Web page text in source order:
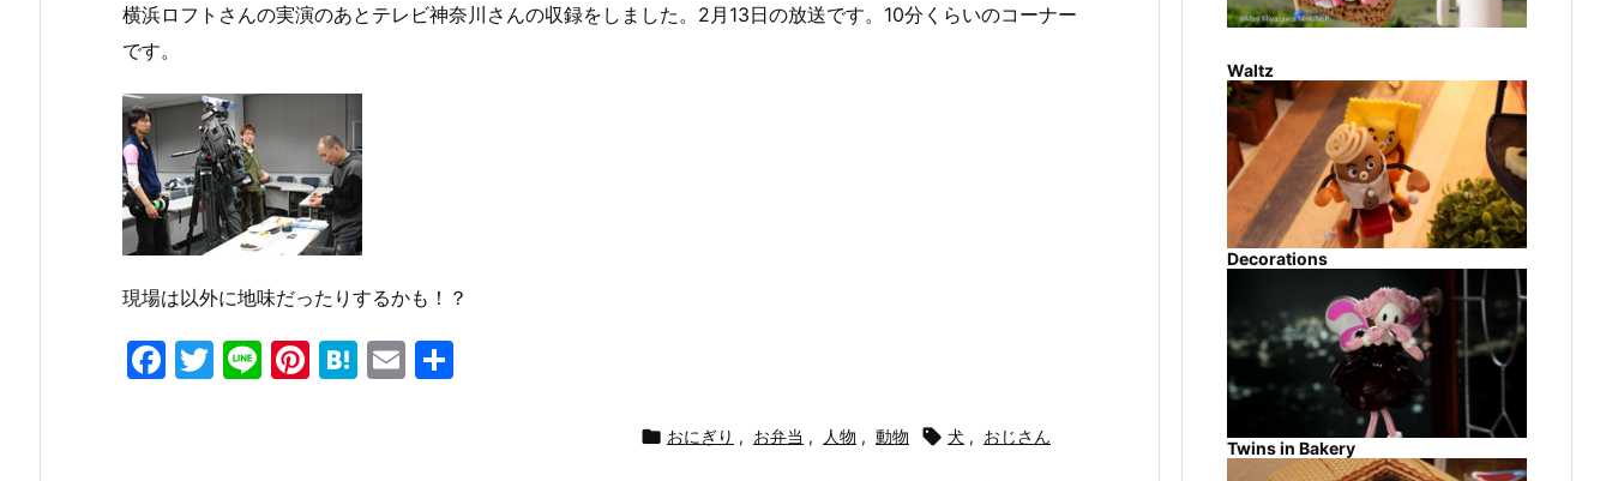
横浜ロフトさんの実演のあとテレビ神奈川さんの収録をしました。2月13日の放送です。10分くらいのコーナー
です。
現場は以外に地味だったりするかも！？
F
T
Li Pi H
E
 おにぎり , お弁当 , 人物 , 動物  犬 , おじさん
Waltz
Decorations
Twins in Bakery